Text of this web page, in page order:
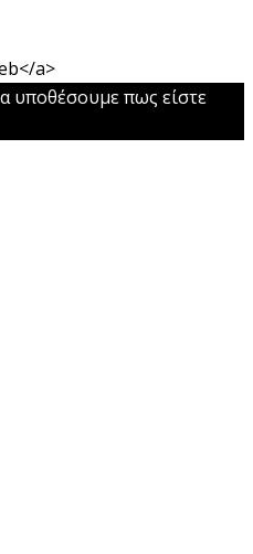
a>
υποθέσουμε πως είστε